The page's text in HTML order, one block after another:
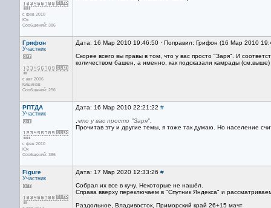
с фев 2010
Юх
Сообщений: 386
Грифон
Участник
с авг 2006
Кишинев
Сообщений: 256
Дата: 16 Мар 2010 19:46:50 · Поправил: Грифон (16 Мар 2010
Скорее всего вы правы в том, что у вас просто "Заря". И
количеством башен, а именно, как подсказали камрады
РПТДА
Участник
с фев 2010
Юх
Сообщений: 386
Дата: 16 Мар 2010 22:21:22 #
что у вас просто "Заря".
Прочитав эту и другие темы, я тоже так думаю. Но население
Figure
Участник
Дата: 17 Мар 2020 12:33:26 #
Собрал их все в кучу. Некоторые не нашёл.
Справа вверху переключаем в "Спутник Яндекса" и
Раздольное, Владивосток, Приморский край 26+15 мачт